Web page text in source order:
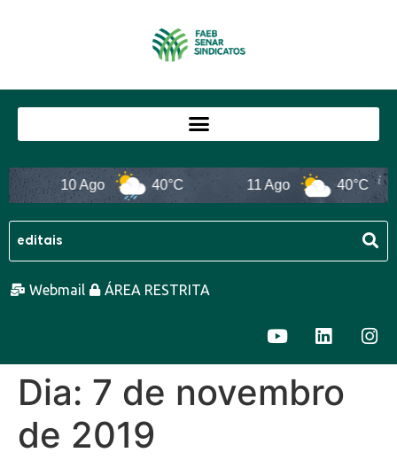
10 Ago 40°C 11 Ago 40°C
Webmail ÁREA RESTRITA
Dia: 7 de novembro
de 2019